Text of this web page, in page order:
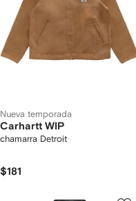
Nueva temporada
Carhartt WIP
chamarra Detroit
$181